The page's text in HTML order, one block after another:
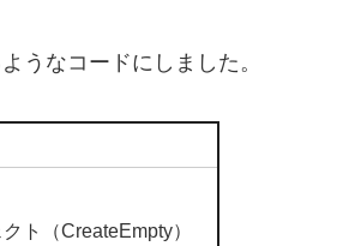
うなコードにしました。
ト（CreateEmpty）